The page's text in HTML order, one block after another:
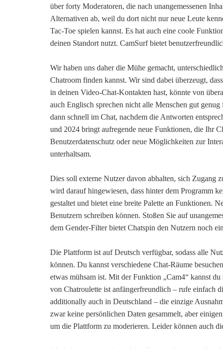
über forty Moderatoren, die nach unangemessenen
Alternativen ab, weil du dort nicht nur neue Leute
Tac-Toe spielen kannst. Es hat auch eine coole
deinen Standort nutzt. CamSurf bietet
Wir haben uns daher die Mühe gemacht,
Chatroom finden kannst. Wir sind dabei überzeugt,
in deinen Video-Chat-Kontakten hast, könnte von
auch Englisch sprechen nicht alle Menschen gut
dann schnell im Chat, nachdem die Antworten
und 2024 bringt aufregende neue Funktionen, die Ihr
Benutzerdatenschutz oder neue Möglichkeiten zur
unterhaltsam.
Dies soll externe Nutzer davon abhalten, sich Zugang
wird darauf hingewiesen, dass hinter dem Programm
gestaltet und bietet eine breite Palette an Funktionen.
Benutzern schreiben können. Stoßen Sie auf
dem Gender-Filter bietet Chatspin den Nutzern noch
Die Plattform ist auf Deutsch verfügbar, sodass alle
können. Du kannst verschiedene Chat-Räume
etwas mühsam ist. Mit der Funktion „Cam4“ kannst
von Chatroulette ist anfängerfreundlich – rufe einfach
additionally auch in Deutschland – die einzige
zwar keine persönlichen Daten gesammelt, aber
um die Plattform zu moderieren. Leider können auch